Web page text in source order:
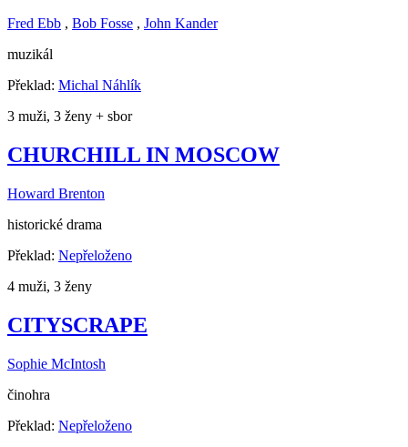
Fred Ebb , Bob Fosse , John Kander
muzikál
Překlad: Michal Náhlík
3 muži, 3 ženy + sbor
CHURCHILL IN MOSCOW
Howard Brenton
historické drama
Překlad: Nepřeloženo
4 muži, 3 ženy
CITYSCRAPE
Sophie McIntosh
činohra
Překlad: Nepřeloženo